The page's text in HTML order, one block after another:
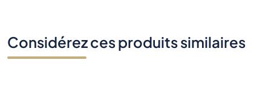
Considérez ces produits similaires